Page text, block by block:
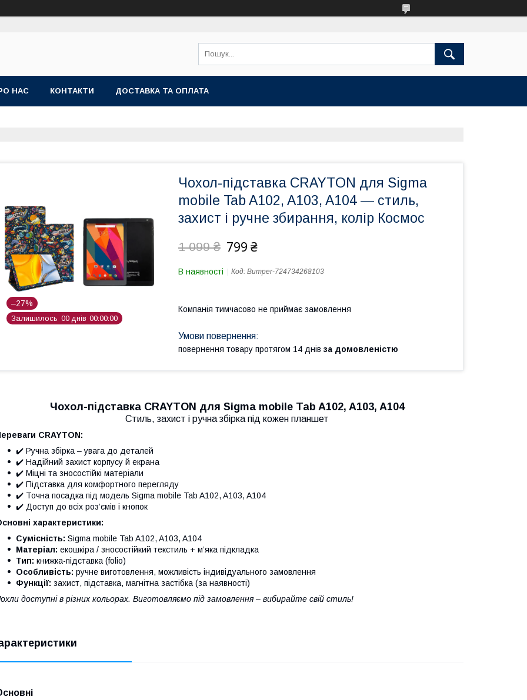
НАС КОНТАКТИ ДОСТАВКА ТА ОПЛАТА
–27%
Залишилось 00 днів 00 00 00
Чохол-підставка CRAYTON для Sigma
mobile Tab A102, A103, A104 — стиль,
захист і ручне збирання, колір Космос
1 099 ₴ 799 ₴
В наявності Код: Bumper-724734268103
Компанія тимчасово не приймає замовлення
повернення товару протягом 14 днів за домовленістю
Чохол-підставка CRAYTON для Sigma mobile Tab A102, A103, A104
Стиль, захист і ручна збірка під кожен планшет
CRAYTON:
✔️ Ручна збірка – увага до деталей
✔️ Надійний захист корпусу й екрана
✔️ Міцні та зносостійкі матеріали
✔️ Підставка для комфортного перегляду
✔️ Точна посадка під модель Sigma mobile Tab A102, A103, A104
✔️ Доступ до всіх роз’ємів і кнопок
характеристики:
Сумісність: Sigma mobile Tab A102, A103, A104
Матеріал: екошкіра / зносостійкий текстиль + м’яка підкладка
Тип: книжка-підставка (folio)
Особливість: ручне виготовлення, можливість індивідуального замовлення
Функції: захист, підставка, магнітна застібка (за наявності)
доступні в різних кольорах. Виготовляємо під замовлення – вибирайте свій стиль!